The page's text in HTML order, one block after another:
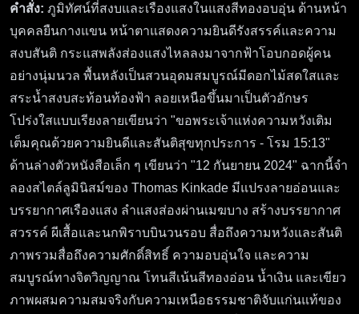
คำสั่ง: ภูมิทัศน์ที่สงบและเรืองแสงในแสงสีทองอบอุ่น ด้านหน้า
บุคคลยืนกางแขน หน้าตาแสดงความยินดีรังสรรค์และความ
สงบสันติ กระแสพลังส่องแสงไหลลงมาจากฟ้าโอบกอดผู้คน
อย่างนุ่มนวล พื้นหลังเป็นสวนอุดมสมบูรณ์มีดอกไม้สดใสและ
สระน้ำสงบสะท้อนท้องฟ้า ลอยเหนือขึ้นมาเป็นตัวอักษร
โปร่งใสแบบเรียงลายเขียนว่า "ขอพระเจ้าแห่งความหวังเติม
เต็มคุณด้วยความยินดีและสันติสุขทุกประการ - โรม 15:13"
ด้านล่างตัวหนังสือเล็ก ๆ เขียนว่า "12 กันยายน 2024" ฉากนี้จำ
ลองสไตล์ลูมินิสม์ของ Thomas Kinkade มีแปรงลายอ่อนและ
บรรยากาศเรืองแสง ลำแสงส่องผ่านเมฆบาง สร้างบรรยากาศ
สวรรค์ ผีเสื้อและนกพิราบบินวนรอบ สื่อถึงความหวังและสันติ
ภาพรวมสื่อถึงความศักดิ์สิทธิ์ ความอบอุ่นใจ และความ
สมบูรณ์ทางจิตวิญญาณ โทนสีเน้นสีทองอ่อน น้ำเงิน และเขียว
ภาพผสมความสมจริงกับความเหนือธรรมชาติจับแก่นแท้ของ